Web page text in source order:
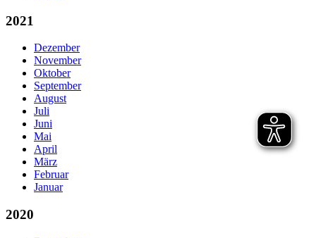
2021
Dezember
November
Oktober
September
August
Juli
Juni
Mai
April
März
Februar
Januar
2020